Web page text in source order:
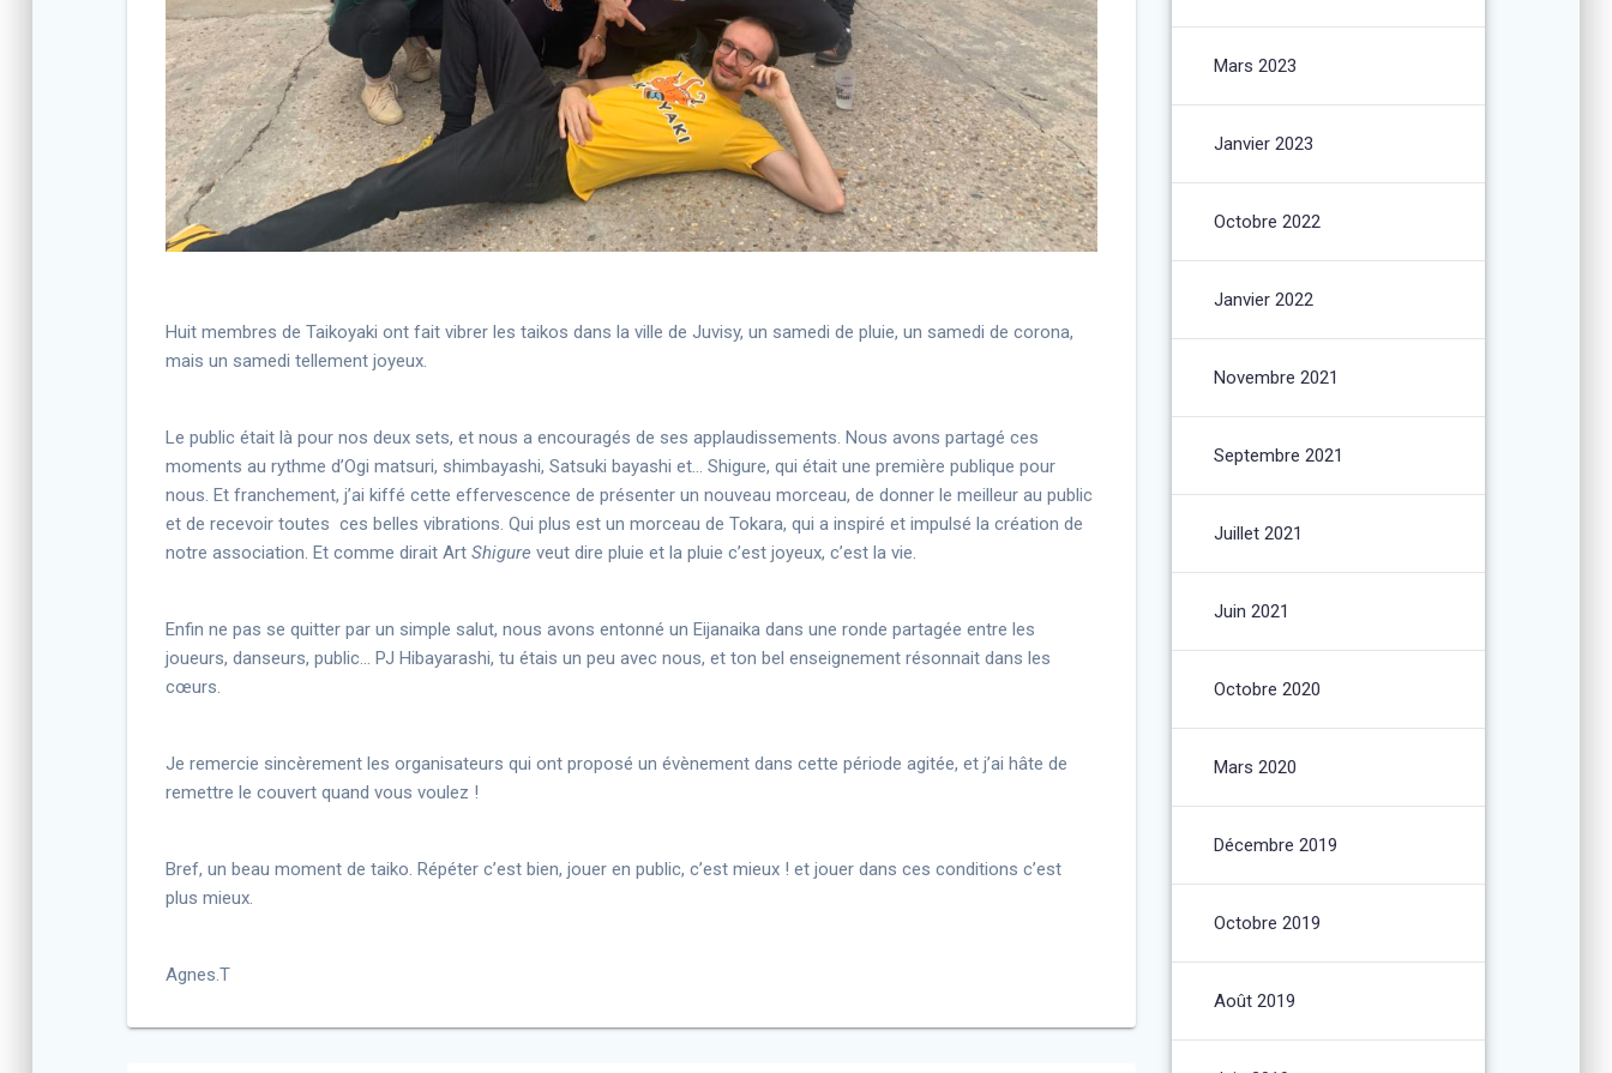
Huit membres de Taikoyaki ont fait vibrer les taikos dans la ville de Juvisy, un samedi de pluie, un samedi de corona,
mais un samedi tellement joyeux.
Le public était là pour nos deux sets, et nous a encouragés de ses applaudissements. Nous avons partagé ces
moments au rythme d’Ogi matsuri, shimbayashi, Satsuki bayashi et… Shigure, qui était une première publique pour
nous. Et franchement, j’ai kiffé cette effervescence de présenter un nouveau morceau, de donner le meilleur au public
et de recevoir toutes ces belles vibrations. Qui plus est un morceau de Tokara, qui a inspiré et impulsé la création de
notre association. Et comme dirait ArtShigure veut dire pluie et la pluie c’est joyeux, c’est la vie.
Enfin ne pas se quitter par un simple salut, nous avons entonné un Eijanaika dans une ronde partagée entre les
joueurs, danseurs, public… PJ Hibayarashi, tu étais un peu avec nous, et ton bel enseignement résonnait dans les
cœurs.
Je remercie sincèrement les organisateurs qui ont proposé un évènement dans cette période agitée, et j’ai hâte de
remettre le couvert quand vous voulez !
Bref, un beau moment de taiko. Répéter c’est bien, jouer en public, c’est mieux ! et jouer dans ces conditions c’est
plus mieux.
Agnes.T
Mars 2023
Janvier 2023
Octobre 2022
Janvier 2022
Novembre 2021
Septembre 2021
Juillet 2021
Juin 2021
Octobre 2020
Mars 2020
Décembre 2019
Octobre 2019
Août 2019